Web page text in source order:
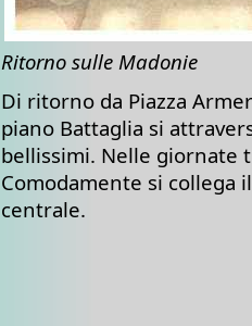
Ritorno sulle Madonie
Di ritorno da Piazza
piano Battaglia si
bellissimi. Nelle giornate
Comodamente si collega
centrale.